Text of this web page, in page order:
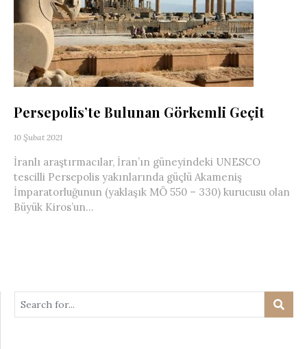
Persepolis’te Bulunan Görkemli Geçit
10 Şubat 2021
İranlı araştırmacılar, İran’ın güneyindeki UNESCO
tescilli Persepolis yakınlarında güçlü Akameniş
İmparatorluğunun (yaklaşık MÖ 550 – 330) kurucusu olan
Büyük Kiros’un...